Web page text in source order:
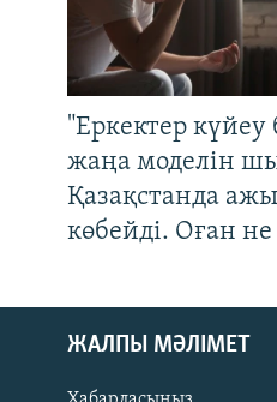
"Еркектер күйеу
жаңа моделін
Қазақстанда
көбейді. Оған не
ЖАЛПЫ МӘЛІМЕТ